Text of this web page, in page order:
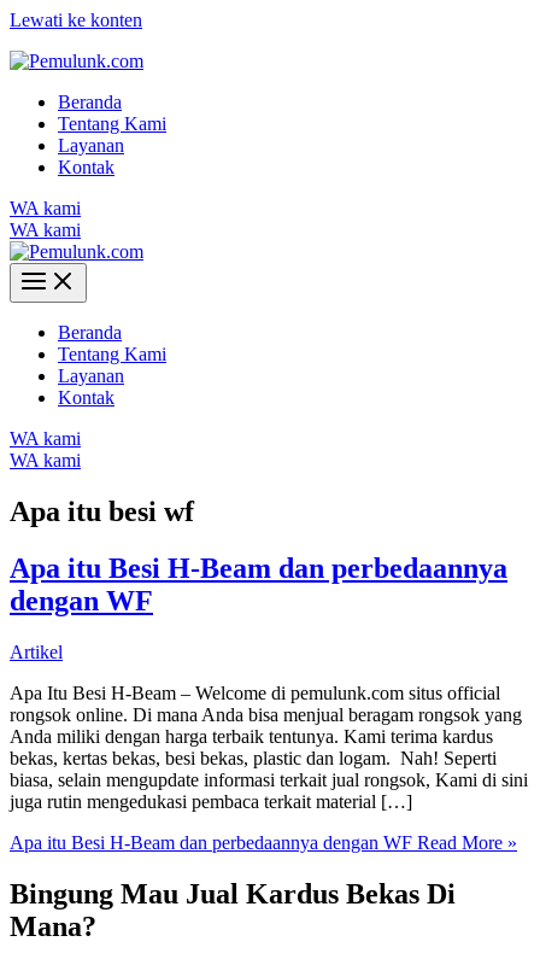
Lewati ke konten
Beranda
Tentang Kami
Layanan
Kontak
WA kami
WA kami
Beranda
Tentang Kami
Layanan
Kontak
WA kami
WA kami
Apa itu besi wf
Apa itu Besi H-Beam dan perbedaannya
dengan WF
Artikel
Apa Itu Besi H-Beam – Welcome di pemulunk.com situs official
rongsok online. Di mana Anda bisa menjual beragam rongsok yang
Anda miliki dengan harga terbaik tentunya. Kami terima kardus
bekas, kertas bekas, besi bekas, plastic dan logam. Nah! Seperti
biasa, selain mengupdate informasi terkait jual rongsok, Kami di sini
juga rutin mengedukasi pembaca terkait material […]
Apa itu Besi H-Beam dan perbedaannya dengan WF Read More »
Bingung Mau Jual Kardus Bekas Di
Mana?